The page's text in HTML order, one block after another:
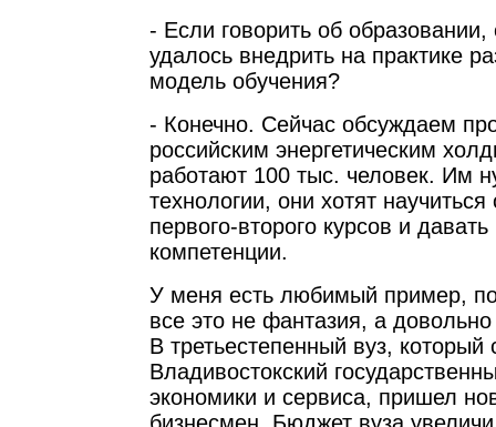
- Если говорить об
удалось внедрить на практике
модель обучения?
- Конечно. Сейчас обсуждаем
российским энергетическим
работают 100 тыс. человек. Им
технологии, они хотят научиться
первого-второго курсов и
компетенции.
У меня есть любимый пример,
все это не фантазия, а
В третьестепенный вуз, который
Владивостокский
экономики и сервиса, пришел